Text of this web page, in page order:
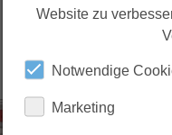
Website zu
Notwendige
Marketing